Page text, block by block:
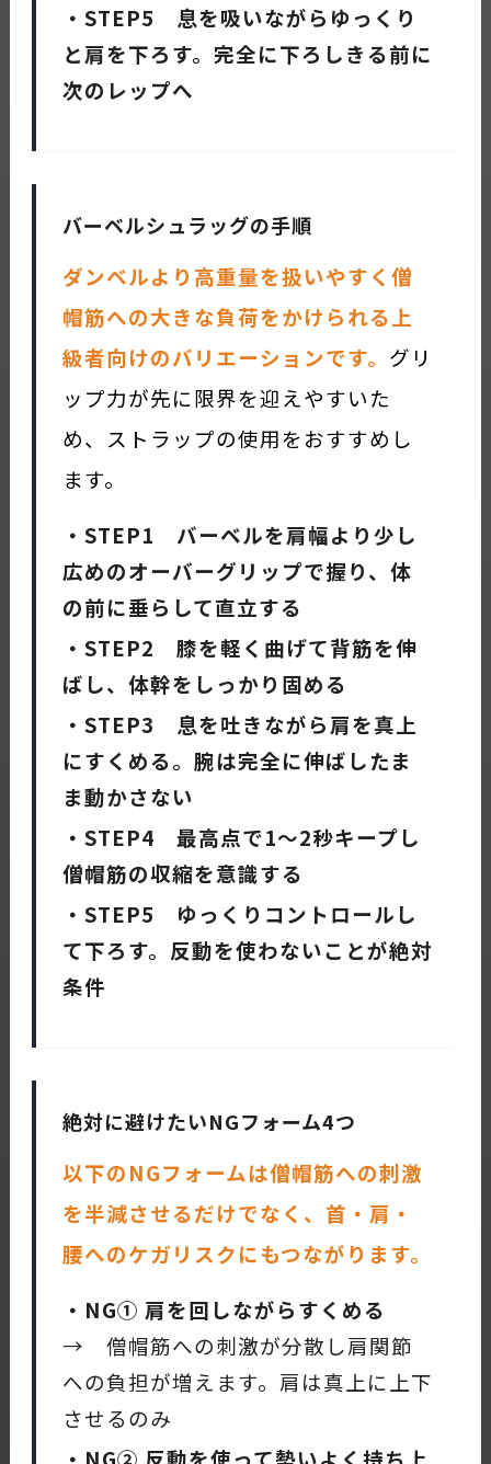
・STEP5 息を吸いながらゆっくり
と肩を下ろす。完全に下ろしきる前に
次のレップへ
バーベルシュラッグの手順
ダンベルより高重量を扱いやすく僧
帽筋への大きな負荷をかけられる上
級者向けのバリエーションです。 グリ
ップ力が先に限界を迎えやすいた
め、ストラップの使用をおすすめし
ます。
・STEP1 バーベルを肩幅より少し
広めのオーバーグリップで握り、体
の前に垂らして直立する
・STEP2 膝を軽く曲げて背筋を伸
ばし、体幹をしっかり固める
・STEP3 息を吐きながら肩を真上
にすくめる。腕は完全に伸ばしたま
ま動かさない
・STEP4 最高点で1〜2秒キープし
僧帽筋の収縮を意識する
・STEP5 ゆっくりコントロールし
て下ろす。反動を使わないことが絶対
条件
絶対に避けたいNGフォーム4つ
以下のNGフォームは僧帽筋への刺激
を半減させるだけでなく、首・肩・
腰へのケガリスクにもつながります。
・NG① 肩を回しながらすくめる
→ 僧帽筋への刺激が分散し肩関節
への負担が増えます。肩は真上に上下
させるのみ
・NG② 反動を使って勢いよく持ち上